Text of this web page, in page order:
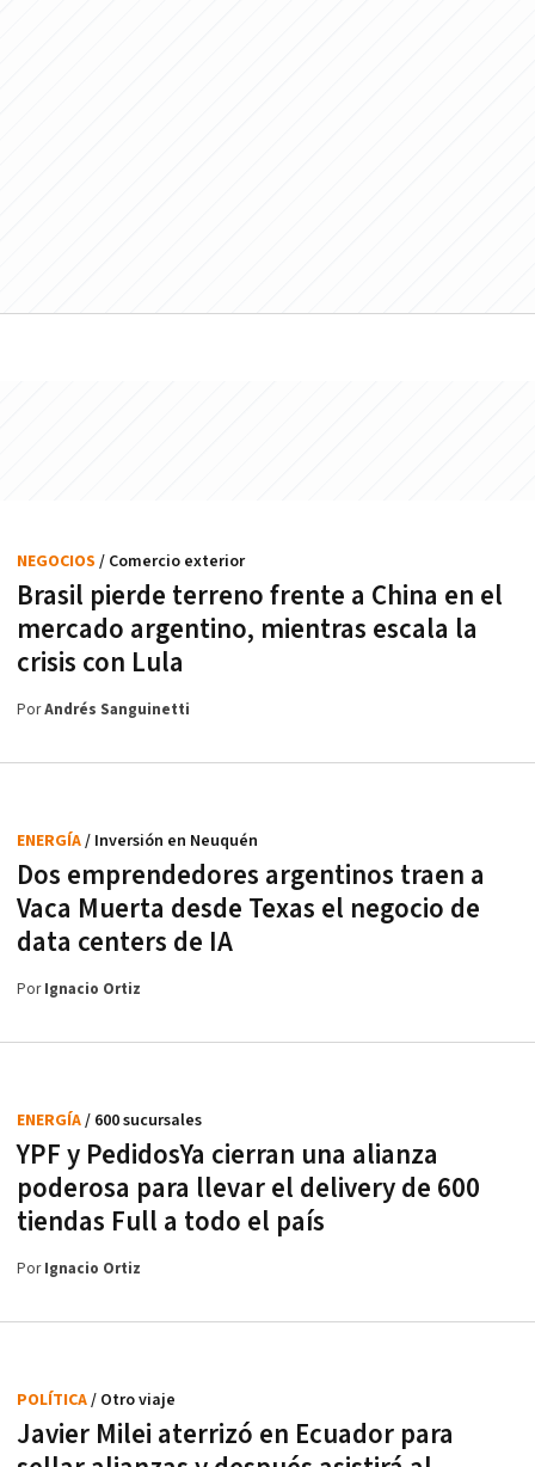
Brasil pierde terreno frente a China en el
mercado argentino, mientras escala la
crisis con Lula
NEGOCIOS / Comercio exterior
PorAndrés Sanguinetti
Dos emprendedores argentinos traen a
Vaca Muerta desde Texas el negocio de
data centers de IA
ENERGÍA/ Inversión en Neuquén
PorIgnacio Ortiz
YPF y PedidosYa cierran una alianza
poderosa para llevar el delivery de 600
tiendas Full a todo el país
ENERGÍA/ 600 sucursales
PorIgnacio Ortiz
Javier Milei aterrizó en Ecuador para
POLÍTICA/ Otro viaje